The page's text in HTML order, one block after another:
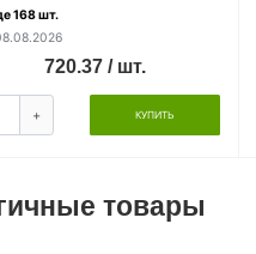
168 шт.
720.37 / шт.
+ КУПИТЬ
товары